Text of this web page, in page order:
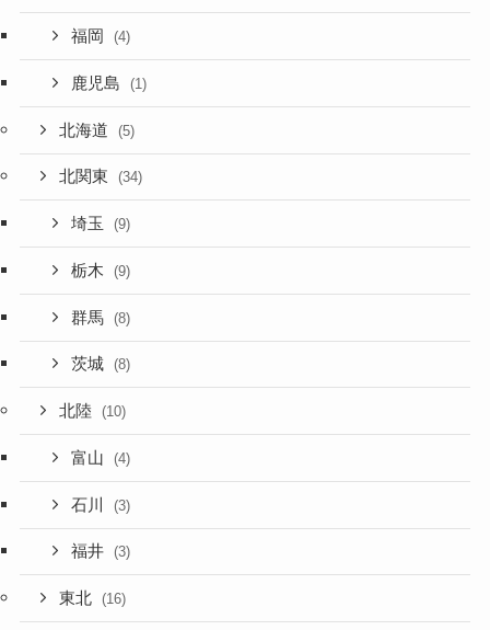
福岡 (4)
鹿児島 (1)
北海道 (5)
北関東 (34)
埼玉 (9)
栃木 (9)
群馬 (8)
茨城 (8)
北陸 (10)
富山 (4)
石川 (3)
福井 (3)
東北 (16)